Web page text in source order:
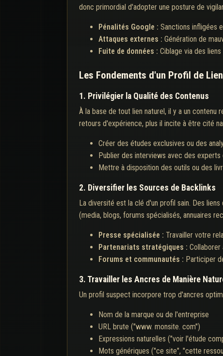
donc primordial d'adopter une posture de
Pénalités Google : Sanctions infligées
Attaques externes : Génération de
Fuite de données : Ciblage via des
Les Fondements d'un Profil de
1. Privilégier la Qualité des Contenus
À la base de tout lien naturel, il y a un
retours d'expérience, plus il incite à être cité
Créer des études exclusives ou des
Publier des interviews avec des experts
Mettre à disposition des outils ou des
2. Diversifier les Sources de Backlinks
La diversité est la clé d'un profil sain. Des
(media, blogs, forums spécialisés, annuaires
Presse spécialisée : Travailler votre
Partenariats stratégiques :
Forums et communautés : Participer
3. Travailler les Ancres de Manière
Un profil suspect incorpore trop d'ancres
Nom de la marque ou de l'entreprise
URL brute ("www. monsite. com")
Expressions naturelles ("voir l'étude
Mots génériques ("ce site", "cette